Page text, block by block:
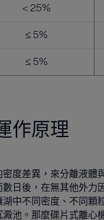
< 25%
≤ 5%
≤ 5%
作原理
度差異，來分離液體
日後，在無其他外
中不同密度、不同
池。那麼碟片式離心